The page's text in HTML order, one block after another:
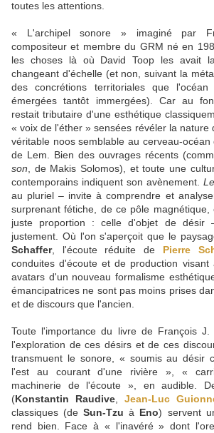
toutes les attentions.
« L'archipel sonore » imaginé par
compositeur et membre du GRM né en
les choses là où David Toop les avait
changeant d'échelle (et non, suivant la
des concrétions territoriales que
émergées tantôt immergées). Car au
restait tributaire d'une esthétique
« voix de l'éther » sensées révéler la nature
véritable noos semblable au cerveau-
de Lem. Bien des ouvrages récents
son , de Makis Solomos), et toute une
contemporains indiquent son avènement.
au pluriel – invite à comprendre et
surprenant fétiche, de ce pôle
juste proportion : celle d'objet de désir
justement. Où l'on s'aperçoit que le
Schaffer, l'écoute réduite de Pierre
conduites d'écoute et de production
avatars d'un nouveau formalisme
émancipatrices ne sont pas moins prises
et de discours que l'ancien.
Toute l'importance du livre de François
l'exploration de ces désirs et de ces
transmuent le sonore, « soumis au désir
l'est au courant d'une rivière », «
machinerie de l'écoute », en audible.
(Konstantin Raudive, Jean-Luc
classiques (deSun-Tzu à Eno) servent
rend bien. Face à « l'inavéré » dont